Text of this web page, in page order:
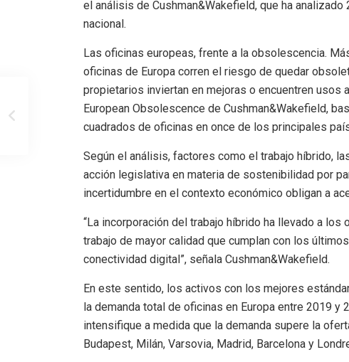
el análisis de Cushman&Wakefield, que ha
nacional.
Las oficinas europeas, frente a la obsolescencia.
oficinas de Europa corren el riesgo de quedar
propietarios inviertan en mejoras o encuentren usos
European Obsolescence de Cushman&Wakefield,
cuadrados de oficinas en once de los principales
Según el análisis, factores como el trabajo híbrido,
acción legislativa en materia de sostenibilidad por
incertidumbre en el contexto económico obligan a
“La incorporación del trabajo híbrido ha llevado a
trabajo de mayor calidad que cumplan con los
conectividad digital”, señala Cushman&Wakefield.
En este sentido, los activos con los mejores
la demanda total de oficinas en Europa entre 2019
intensifique a medida que la demanda supere la
Budapest, Milán, Varsovia, Madrid, Barcelona y